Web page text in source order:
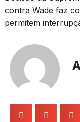
contra Wade faz
permitem